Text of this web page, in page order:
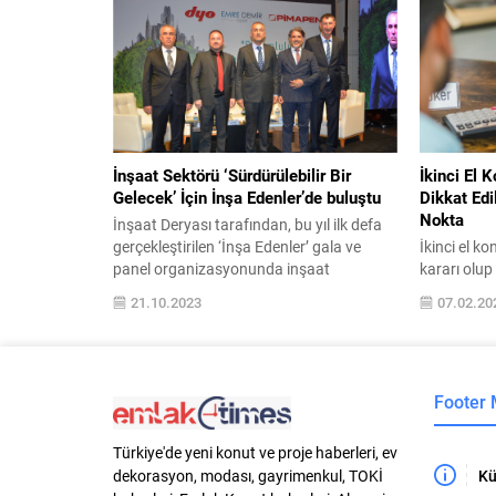
Faiz oranlarının azalması, borçlulara
uzun vadede daha az faiz ödeyerek
finansal yüklerini hafifletme imkânı
sağlar. Ancak yapılandırma süreci, yasal
ve...
yakınlığı,
yatırım
İnşaat Sektörü ‘Sürdürülebilir Bir
Gelecek’ İçin İnşa Edenler’de buluştu
İnşaat Deryası tarafından, bu yıl ilk defa
gerçekleştirilen ‘İnşa Edenler’ gala ve
panel organizasyonunda inşaat
sektörünün temsilcileri bir araya geldi.
DYO, Pimapen ve Emre Demir İnşaat
müteahhitleri, mimarları, yapı malzemeleri
sektörü temsilcileri, sivil toplum kuruluşu
yöneticileri ve çok...
21.10.2023
İkinci El
Dikkat
Nokta
İkinci el
kararı
adımların
sadece
işlemleri
Türkiye'de yeni konut ve proje haberleri, ev
dekorasyon, modası, gayrimenkul, TOKİ
Footer